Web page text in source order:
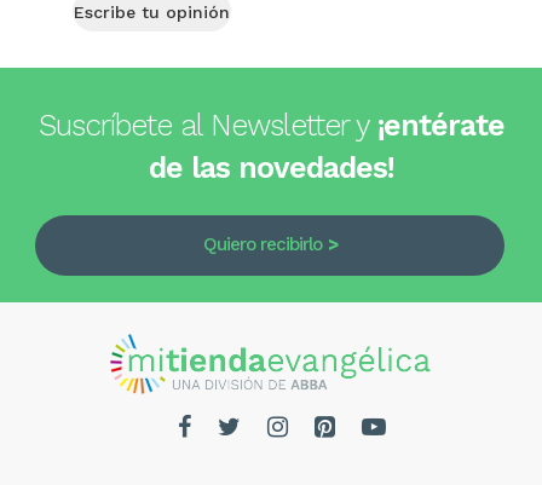
Escribe tu opinión
Suscríbete al Newsletter y ¡entérate
de las novedades!
Quiero recibirlo